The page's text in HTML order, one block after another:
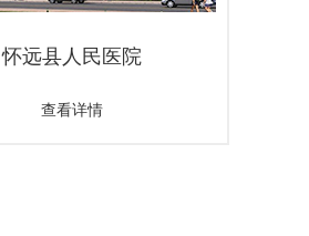
怀远县人民医院
查看详情